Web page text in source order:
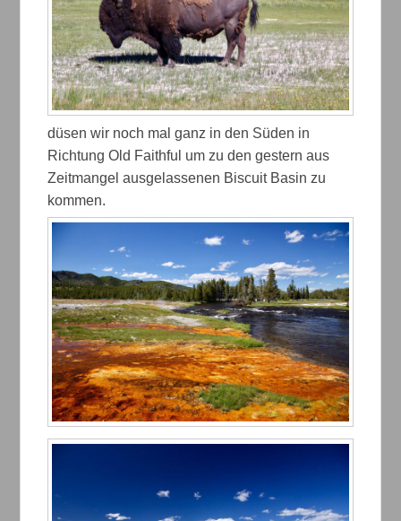
düsen wir noch mal ganz in den Süden in
Richtung Old Faithful um zu den gestern aus
Zeitmangel ausgelassenen Biscuit Basin zu
kommen.